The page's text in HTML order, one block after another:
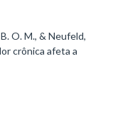
O. M., & Neufeld,
crônica afeta a